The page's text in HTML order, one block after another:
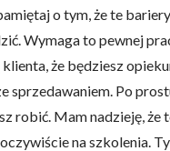
o tym, że te
Wymaga to pewnej
że będziesz
sprzedawaniem. Po
robić. Mam nadzieję, że
na szkolenia.